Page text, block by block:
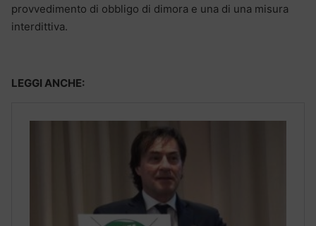
provvedimento di obbligo di dimora e una di una misura
interdittiva.
LEGGI ANCHE: